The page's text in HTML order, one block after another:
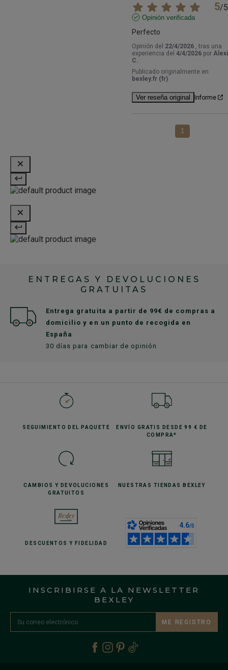
5/5
Opinión verificada
Perfecto
Opinión del 22/4/2026 , tras una
experiencia del 4/4/2026 por
C.
Publicado originalmente en
bexley.fr (fr)
Ver reseña original Informe
1
ENTREGAS Y DEVOLUCIONES
GRATUITAS
Entrega gratuita a partir de 99€ de compras a
domicilio y en un punto de recogida en
España
30 días para cambiar de opinión
SEGUIMIENTO DEL PAQUETE ENVÍO GRATIS
DESDE 99 € DE
COMPRA*
CAMBIOS Y DEVOLUCIONES
GRATUITOS
NUESTRAS TIENDAS BEXLEY
DESCUENTOSY FIDELIDAD
INSCRIBIRSE A LA NEWSLETTER
BEXLEY
ME REGISTRO